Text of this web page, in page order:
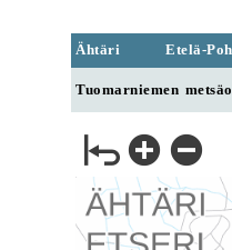
Ähtäri Etelä-
Tuomarniemen